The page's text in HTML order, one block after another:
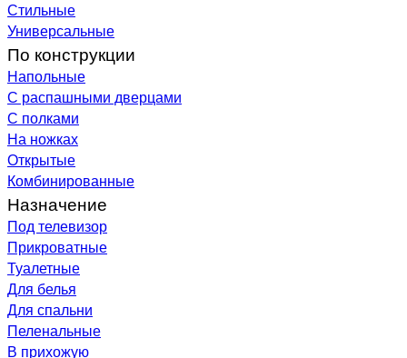
Стильные
Универсальные
По конструкции
Напольные
С распашными дверцами
С полками
На ножках
Открытые
Комбинированные
Назначение
Под телевизор
Прикроватные
Туалетные
Для белья
Для спальни
Пеленальные
В прихожую